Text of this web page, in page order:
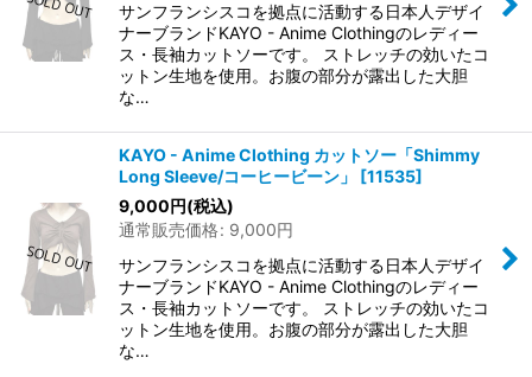
サンフランシスコを拠点に活動する日本人デザイ
ナーブランドKAYO - Anime Clothingのレディー
ス・長袖カットソーです。 ストレッチの効いたコ
ットン生地を使用。お腹の部分が露出した大胆
な…
KAYO - Anime Clothing カットソー「Shimmy
Long Sleeve/コーヒービーン」
[11535]
9,000円(税込)
通常販売価格: 9,000円
サンフランシスコを拠点に活動する日本人デザイ
ナーブランドKAYO - Anime Clothingのレディー
ス・長袖カットソーです。 ストレッチの効いたコ
ットン生地を使用。お腹の部分が露出した大胆
な…